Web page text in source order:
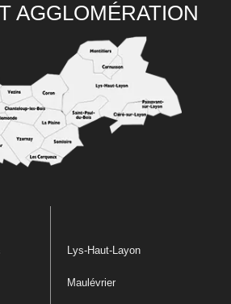
AGGLOMÉRATION
Lys-Haut-Layon
Maulévrier